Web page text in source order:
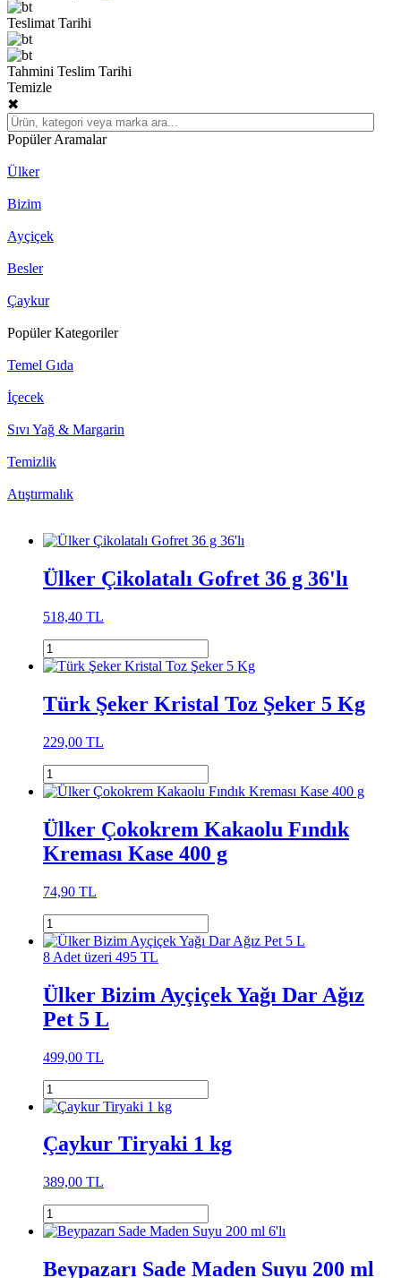
Teslimat Tarihi
Tahmini Teslim Tarihi
Temizle
✖
Popüler Aramalar
Ülker
Bizim
Ayçiçek
Besler
Çaykur
Popüler Kategoriler
Temel Gıda
İçecek
Sıvı Yağ & Margarin
Temizlik
Atıştırmalık
Ülker Çikolatalı Gofret 36 g 36'lı
518,40 TL
Türk Şeker Kristal Toz Şeker 5 Kg
229,00 TL
Ülker Çokokrem Kakaolu Fındık
Kreması Kase 400 g
74,90 TL
8 Adet üzeri 495 TL
Ülker Bizim Ayçiçek Yağı Dar Ağız
Pet 5 L
499,00 TL
Çaykur Tiryaki 1 kg
389,00 TL
Beypazarı Sade Maden Suyu 200 ml